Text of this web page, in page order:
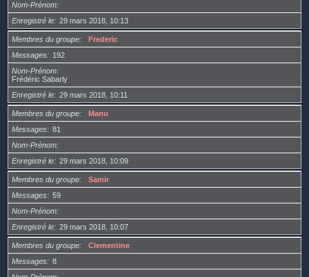
Nom-Prénom
Enregistré le
29 mars 2018, 10:13
Membres du groupe
Frederic
Messages
192
Nom-Prénom
Frédéric Sabarly
Enregistré le
29 mars 2018, 10:11
Membres du groupe
Manu
Messages
81
Nom-Prénom
Enregistré le
29 mars 2018, 10:09
Membres du groupe
Samir
Messages
59
Nom-Prénom
Enregistré le
29 mars 2018, 10:07
Membres du groupe
Clementine
Messages
8